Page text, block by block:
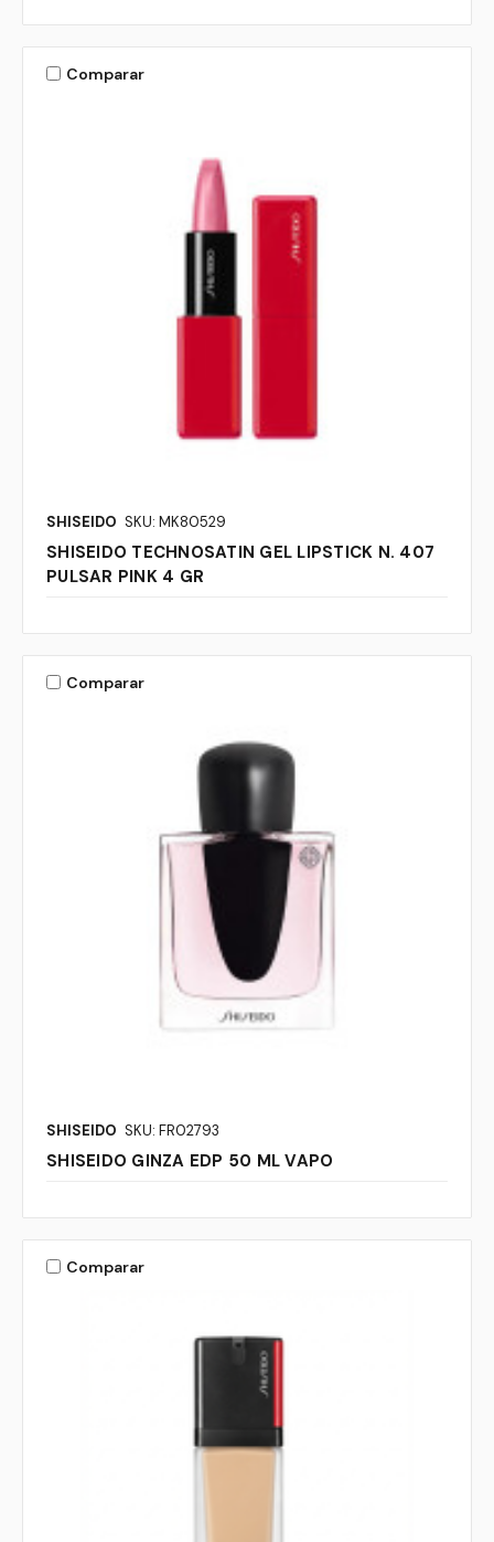
Comparar
SHISEIDO SKU: MK80529
SHISEIDO TECHNOSATIN GEL LIPSTICK N. 407
PULSAR PINK 4 GR
Comparar
SHISEIDO SKU: FR02793
SHISEIDO GINZA EDP 50 ML VAPO
Comparar